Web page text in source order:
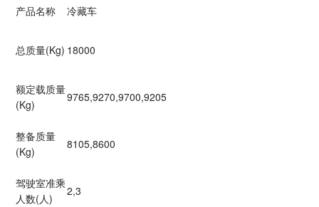
产品名称
冷藏车
总质量(Kg) 18000
额定载质量
(Kg)
9765,9270,9700,9205
整备质量
(Kg)
8105,8600
驾驶室准乘
人数(人)
2,3